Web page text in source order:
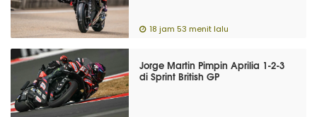
18 jam 53 menit lalu
Jorge Martin Pimpin Aprilia 1-2-3
di Sprint British GP